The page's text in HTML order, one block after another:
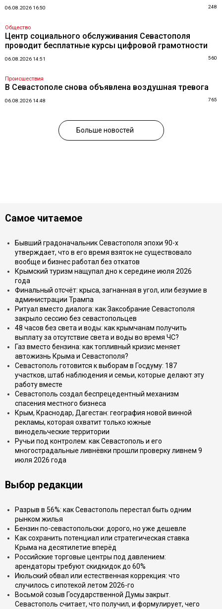
06.08.2026 16:50 248
Общество
Центр социального обслуживания Севастополя
проводит бесплатные курсы цифровой грамотности
06.08.2026 14:51 560
Происшествия
В Севастополе снова объявлена воздушная тревога
06.08.2026 14:48 765
Больше новостей
Самое читаемое
Бывший градоначальник Севастополя эпохи 90-х
утверждает, что в его время взяток не существовало
вообще и бизнес работал без откатов
Крымский туризм нащупал дно к середине июля 2026
года
Финальный отсчёт: крыса, загнанная в угол, или безумие в
администрации Трампа
Ритуал вместо диалога: как Заксобрание Севастополя
закрыло сессию без севастопольцев
48 часов без света и воды: как крымчанам получить
выплату за отсутствие света и воды во время ЧС?
Газ вместо бензина: как топливный кризис меняет
автожизнь Крыма и Севастополя?
Севастополь готовится к выборам в Госдуму: 187
участков, штаб наблюдения и семьи, которые делают эту
работу вместе
Севастополь создал беспрецедентный механизм
спасения местного бизнеса
Крым, Краснодар, Дагестан: география новой винной
рекламы, которая охватит только южные
винодельческие территории
Ручьи под контролем: как Севастополь и его
многострадальные ливнёвки прошли проверку ливнем 9
июля 2026 года
Выбор редакции
Разрыв в 56%: как Севастополь перестал быть одним
рынком жилья
Бензин по-севастопольски: дорого, но уже дешевле
Как сохранить потенциал или стратегическая ставка
Крыма на десятилетие вперёд
Российские торговые центры под давлением:
арендаторы требуют скидкидок до 60%
Июльский обвал или естественная коррекция: что
случилось с ипотекой летом 2026-го
Восьмой созыв Государственной Думы закрыт.
Севастополь считает, что получил, и формулирует, чего